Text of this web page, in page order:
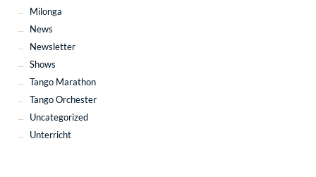
Milonga
News
Newsletter
Shows
Tango Marathon
Tango Orchester
Uncategorized
Unterricht